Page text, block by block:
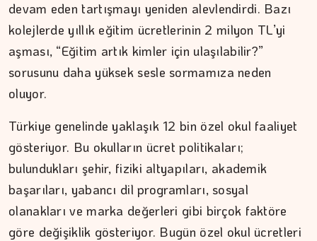
devam eden tartışmayı yeniden alevlendirdi. Bazı
kolejlerde yıllık eğitim ücretlerinin 2 milyon TL’yi
aşması, “Eğitim artık kimler için ulaşılabilir?”
sorusunu daha yüksek sesle sormamıza neden
oluyor.
Türkiye genelinde yaklaşık 12 bin özel okul faaliyet
gösteriyor. Bu okulların ücret politikaları;
bulundukları şehir, fiziki altyapıları, akademik
başarıları, yabancı dil programları, sosyal
olanakları ve marka değerleri gibi birçok faktöre
göre değişiklik gösteriyor. Bugün özel okul ücretleri
Cebimiz, yalnızca cebimizi…